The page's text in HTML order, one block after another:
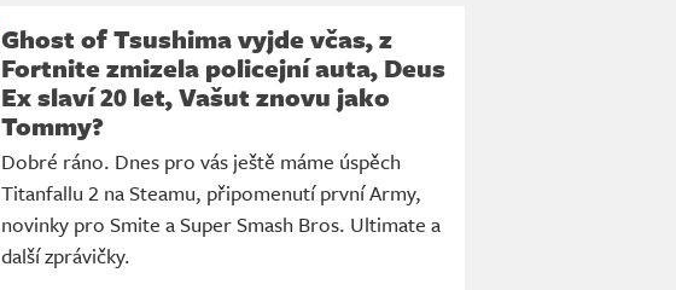
Ghost of Tsushima vyjde včas, z
Fortnite zmizela policejní auta, Deus
Ex slaví 20 let, Vašut znovu jako
Tommy?
Dobré ráno. Dnes pro vás ještě máme úspěch
Titanfallu 2 na Steamu, připomenutí první Army,
novinky pro Smite a Super Smash Bros. Ultimate a
další zprávičky.